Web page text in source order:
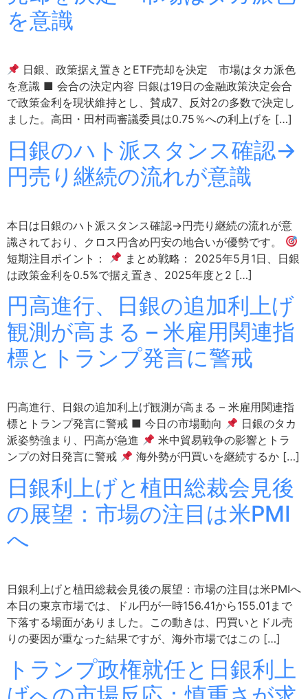
を意識
日銀、政策据え置きとETF売却を決定 市場はタカ派色
を意識 ■ 会合の決定内容 日銀は19日の金融政策決定会合
で政策金利を現状維持とし、賛成7、反対2の多数で決定し
ました。高田・田村両審議委員は0.75％への利上げを […]
日銀のハト派スタンス確認→
円売り継続の流れが意識
本日は日銀のハト派スタンス確認→円売り継続の流れが意
識されており、クロス円含め円安の地合いが優勢です。
短期注目ポイント：
まとめ戦略： ​2025年5月1日、日銀
は政策金利を0.5%で据え置き、2025年度と2 […]
円高進行、日銀の追加利上げ
観測が高まる – 米雇用関連指
標とトランプ発言に警戒
円高進行、日銀の追加利上げ観測が高まる – 米雇用関連指
標とトランプ発言に警戒 ■ 今日の市場動向
日銀のタカ
派姿勢強まり、円高が急進
米中貿易戦争の影響とトラ
ンプの対日発言に警戒
海外勢が円買いを継続するか […]
日銀利上げと植田総裁会見後
の展望：市場の注目は米PMI
へ
日銀利上げと植田総裁会見後の展望：市場の注目は米PMIへ
本日の東京市場では、ドル円が一時156.41から155.01まで
下落する場面がありました。この動きは、円買いとドル売
りの要因が重なった結果ですが、海外市場ではこの […]
トランプ政権就任と日銀利上